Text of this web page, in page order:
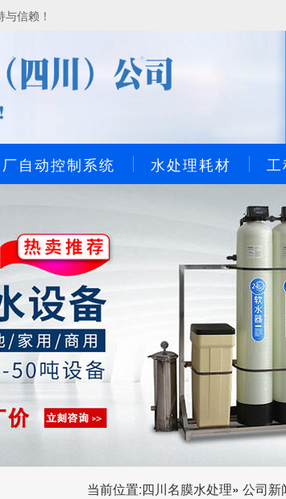
信赖！
自动控制系统 水处理耗材
当前位置:四川名膜水处理» 公司新